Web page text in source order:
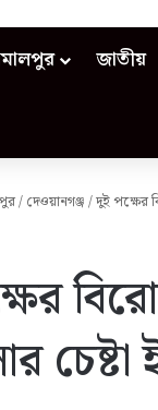
জাতীয়
/দেওয়ানগঞ্জ/দুই পক্ষের